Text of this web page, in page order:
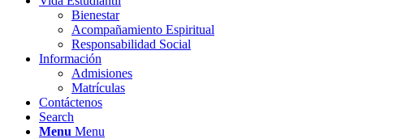
Bienestar
Acompañamiento Espiritual
Responsabilidad Social
Información
Admisiones
Matrículas
Contáctenos
Search
Menu Menu